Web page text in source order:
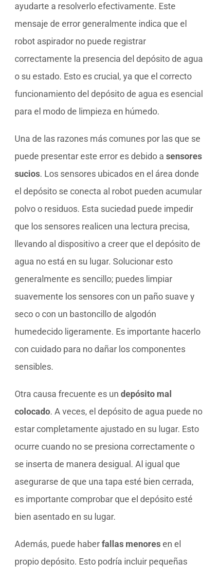
ayudarte a resolverlo efectivamente. Este
mensaje de error generalmente indica que el
robot aspirador no puede registrar
correctamente la presencia del depósito de agua
o su estado. Esto es crucial, ya que el correcto
funcionamiento del depósito de agua es esencial
para el modo de limpieza en húmedo.
Una de las razones más comunes por las que se
puede presentar este error es debido a sensores
sucios. Los sensores ubicados en el área donde
el depósito se conecta al robot pueden acumular
polvo o residuos. Esta suciedad puede impedir
que los sensores realicen una lectura precisa,
llevando al dispositivo a creer que el depósito de
agua no está en su lugar. Solucionar esto
generalmente es sencillo; puedes limpiar
suavemente los sensores con un paño suave y
seco o con un bastoncillo de algodón
humedecido ligeramente. Es importante hacerlo
con cuidado para no dañar los componentes
sensibles.
Otra causa frecuente es un depósito mal
colocado. A veces, el depósito de agua puede no
estar completamente ajustado en su lugar. Esto
ocurre cuando no se presiona correctamente o
se inserta de manera desigual. Al igual que
asegurarse de que una tapa esté bien cerrada,
es importante comprobar que el depósito esté
bien asentado en su lugar.
Además, puede haberfallas menoresen el
propio depósito. Esto podría incluir pequeñas